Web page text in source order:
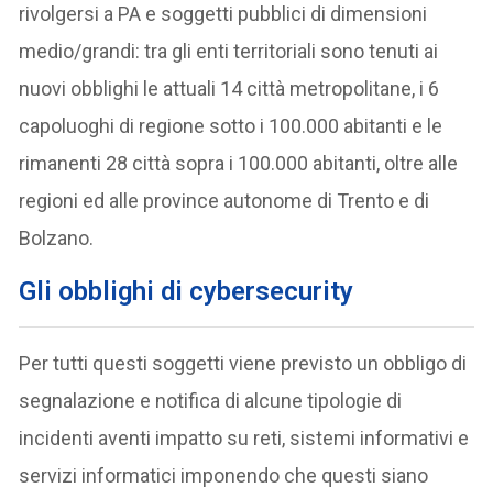
rivolgersi a PA e soggetti pubblici di dimensioni
medio/grandi: tra gli enti territoriali sono tenuti ai
nuovi obblighi le attuali 14 città metropolitane, i 6
capoluoghi di regione sotto i 100.000 abitanti e le
rimanenti 28 città sopra i 100.000 abitanti, oltre alle
regioni ed alle province autonome di Trento e di
Bolzano.
Gli obblighi di cybersecurity
Per tutti questi soggetti viene previsto un obbligo di
segnalazione e notifica di alcune tipologie di
incidenti aventi impatto su reti, sistemi informativi e
servizi informatici imponendo che questi siano